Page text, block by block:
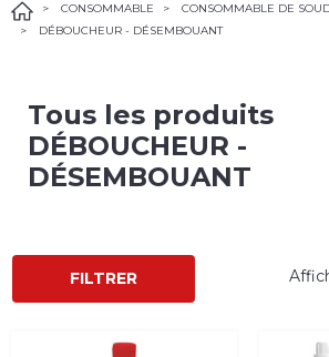
CONSOMMABLE
CONSOMMABLE DE
DÉBOUCHEUR - DÉSEMBOUANT
Tous les produits
DÉBOUCHEUR -
DÉSEMBOUANT
FILTRER